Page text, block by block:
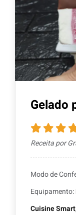
Gelado
Receita por
Modo de
Equipamento:
Cuisine